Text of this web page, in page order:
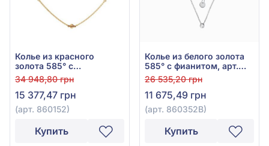
Колье из красного
золота 585° с
куб.окс.циркония, арт.
860152
34 948,80 грн
15 377,47 грн
(арт. 860152)
Купить
Колье из белого золота
585° с фианитом, арт.
860352В
26 535,20 грн
11 675,49 грн
(арт. 860352В)
Купить